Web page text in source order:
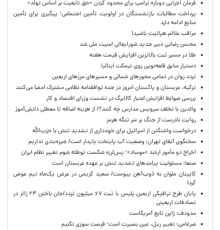
فرمان اجرایی دوباره ترامپ برای محدود کردن «حق تابعیت بر اساس تولد»
پرداخت مطالبات بازنشستگان در اولویت تأمین اجتماعی؛ پیگیری برای تأمین
منابع ادامه دارد
مراقب علائم هپاتیت باشید!
محسن رضایی دبیر جدید شورایعالی امنیت ملی شد
طلا در مسیر ثبت بالاترین افزایش قیمت هفته
دستیار سابق قلعه‌نویی روی نیمکت ایتالیا
تردد روان در تمامی محورهای شمالی و مسیرهای مرزهای اربعین
ترکیه، عربستان و پاکستان امروز در جده توافقنامه نظامی مشترک امضا می‌کنند
بررسی ضوابط افزایش اعتبار کالابرگ در نشست وزرای اقتصاد و کار
والدین با تخلف سرویس مدارس چه کنند؟/ از هزینه اضافه تا معطلی دانش‌آموز
روایت نادرست از جنگ بر سَر تنگه هرمز
درخواست واشنگتن از اسرائیل برای خودداری از تشدید تنش با حزب‌الله
سخنگوی آبفای تهران: وضعیت آب پایتخت پایدار است/ جیره‌بندی نداریم
اخراج دو مأمور ارشد «موساد»؛ پس‌لرزه شکست توطئه شوم تغییر نظام ایران
صنعا: مسئولیت پیامدهای تشدید تنش بر عهده عربستان است
کاپیتان ملوان به ذوب‌آهن پیوست/ سعید کریمی در عرض یک‌ماه تیم عوض
کرد!
پایان طرح ترافیکی اربعین پلیس با ثبت ۶۷ میلیون تردد/جان باختن ۲۴ زائر در
تصادفات اربعینی
مدودف: ژاپن تابع آمریکاست
ضرغامی: تغییر ریل، عین بصیرت است؛ فرصت سوزی نکنیم